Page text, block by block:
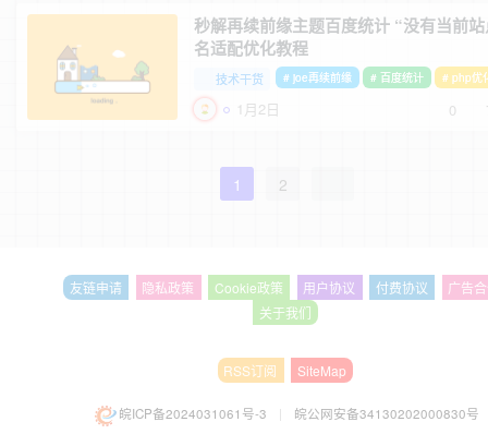
秒解再续前缘主题百度统计 “没有当前
名适配优化教程
技术干货 # joe再续前缘 # 百度统计 # php优
1月2日 0
1 2
友链申请 隐私政策 Cookie政策 用户协议 付费协议
广告
关于我们
RSS订阅 SiteMap
皖ICP备2024031061号-3 | 皖公网安备34130202000830号